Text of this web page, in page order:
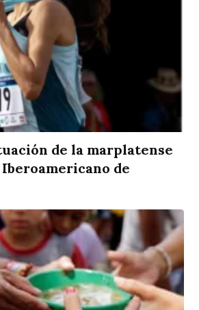
de la marplatense
de